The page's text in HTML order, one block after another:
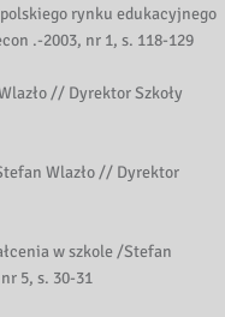
rynku edukacyjnego
.-2003, nr 1, s. 118-129
// Dyrektor Szkoły
Wlazło // Dyrektor
w szkole /Stefan
5, s. 30-31